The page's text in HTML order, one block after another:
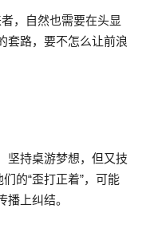
，自然也需要在头显
套路，要不怎么让前浪
坚持桌游梦想，但又技
的“歪打正着”，可能
上纠结。